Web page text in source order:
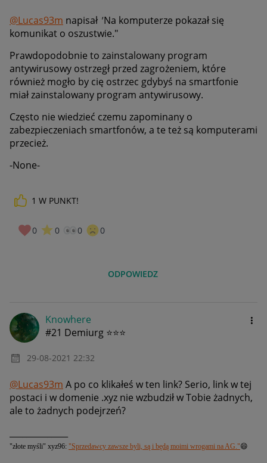
@Lucas93m napisał "Na komputerze pokazał się
komunikat o oszustwie."
Prawdopodobnie to zainstalowany program
antywirusowy ostrzegł przed zagrożeniem, które
również mogło by cię ostrzec gdybyś na smartfonie
miał zainstalowany program antywirusowy.
Często nie wiedzieć czemu zapominany o
zabezpieczeniach smartfonów, a te też są komputerami
przecież.
-None-
1 W PUNKT!
0 0 0 0
ODPOWIEDZ
Knowhere
#21 Demiurg ⭐⭐⭐
‎29-08-2021 22:32
@Lucas93m A po co klikałeś w ten link? Serio, link w tej
postaci i w domenie .xyz nie wzbudził w Tobie żadnych,
ale to żadnych podejrzeń?
"złote myśli" xyz96: "Sprzedawcy zawsze byli, są i będą moimi wrogami na AG."😄